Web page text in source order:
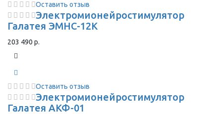
Оставить отзыв
Электромионейростимулятор
Галатея ЭМНС-12К
203 490 р.
Оставить отзыв
Электромионейростимулятор
Галатея АКФ-01